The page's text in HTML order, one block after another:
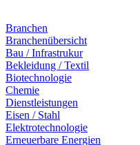
Branchen
Branchenübersicht
Bau / Infrastrukur
Bekleidung / Textil
Biotechnologie
Chemie
Dienstleistungen
Eisen / Stahl
Elektrotechnologie
Erneuerbare Energien